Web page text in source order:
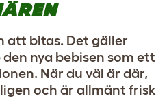
att bitas. Det gäller
nya bebisen som ett
När du väl är där,
och är allmänt frisk